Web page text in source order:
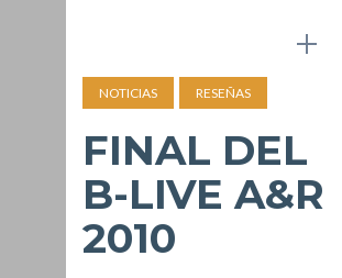
NOTICIAS RESEÑAS
FINAL DEL
B-LIVE A&R
2010